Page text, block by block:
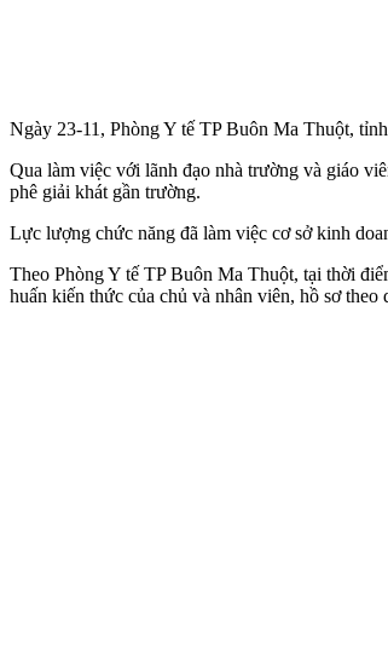
Ngày 23-11, Phòng Y tế TP Buôn Ma Thuột,
Qua làm việc với lãnh đạo nhà trường và giáo
phê giải khát gần trường.
Lực lượng chức năng đã làm việc cơ sở kinh
Theo Phòng Y tế TP Buôn Ma Thuột, tại thời
huấn kiến thức của chủ và nhân viên, hồ sơ theo